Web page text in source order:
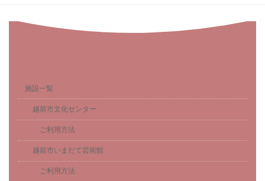
施設一覧
越前市文化センター
ご利用方法
越前市いまだて芸術館
ご利用方法